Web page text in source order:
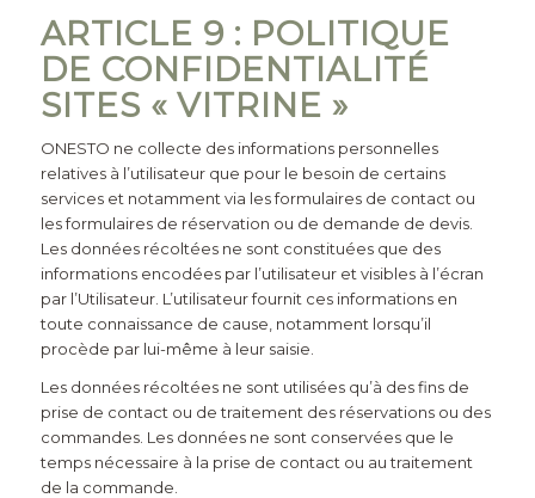
ARTICLE 9 : POLITIQUE
DE CONFIDENTIALITÉ
SITES « VITRINE »
ONESTO ne collecte des informations personnelles
relatives à l’utilisateur que pour le besoin de certains
services et notamment via les formulaires de contact ou
les formulaires de réservation ou de demande de devis.
Les données récoltées ne sont constituées que des
informations encodées par l’utilisateur et visibles à l’écran
par l’Utilisateur. L’utilisateur fournit ces informations en
toute connaissance de cause, notamment lorsqu’il
procède par lui-même à leur saisie.
Les données récoltées ne sont utilisées qu’à des fins de
prise de contact ou de traitement des réservations ou des
commandes. Les données ne sont conservées que le
temps nécessaire à la prise de contact ou au traitement
de la commande.